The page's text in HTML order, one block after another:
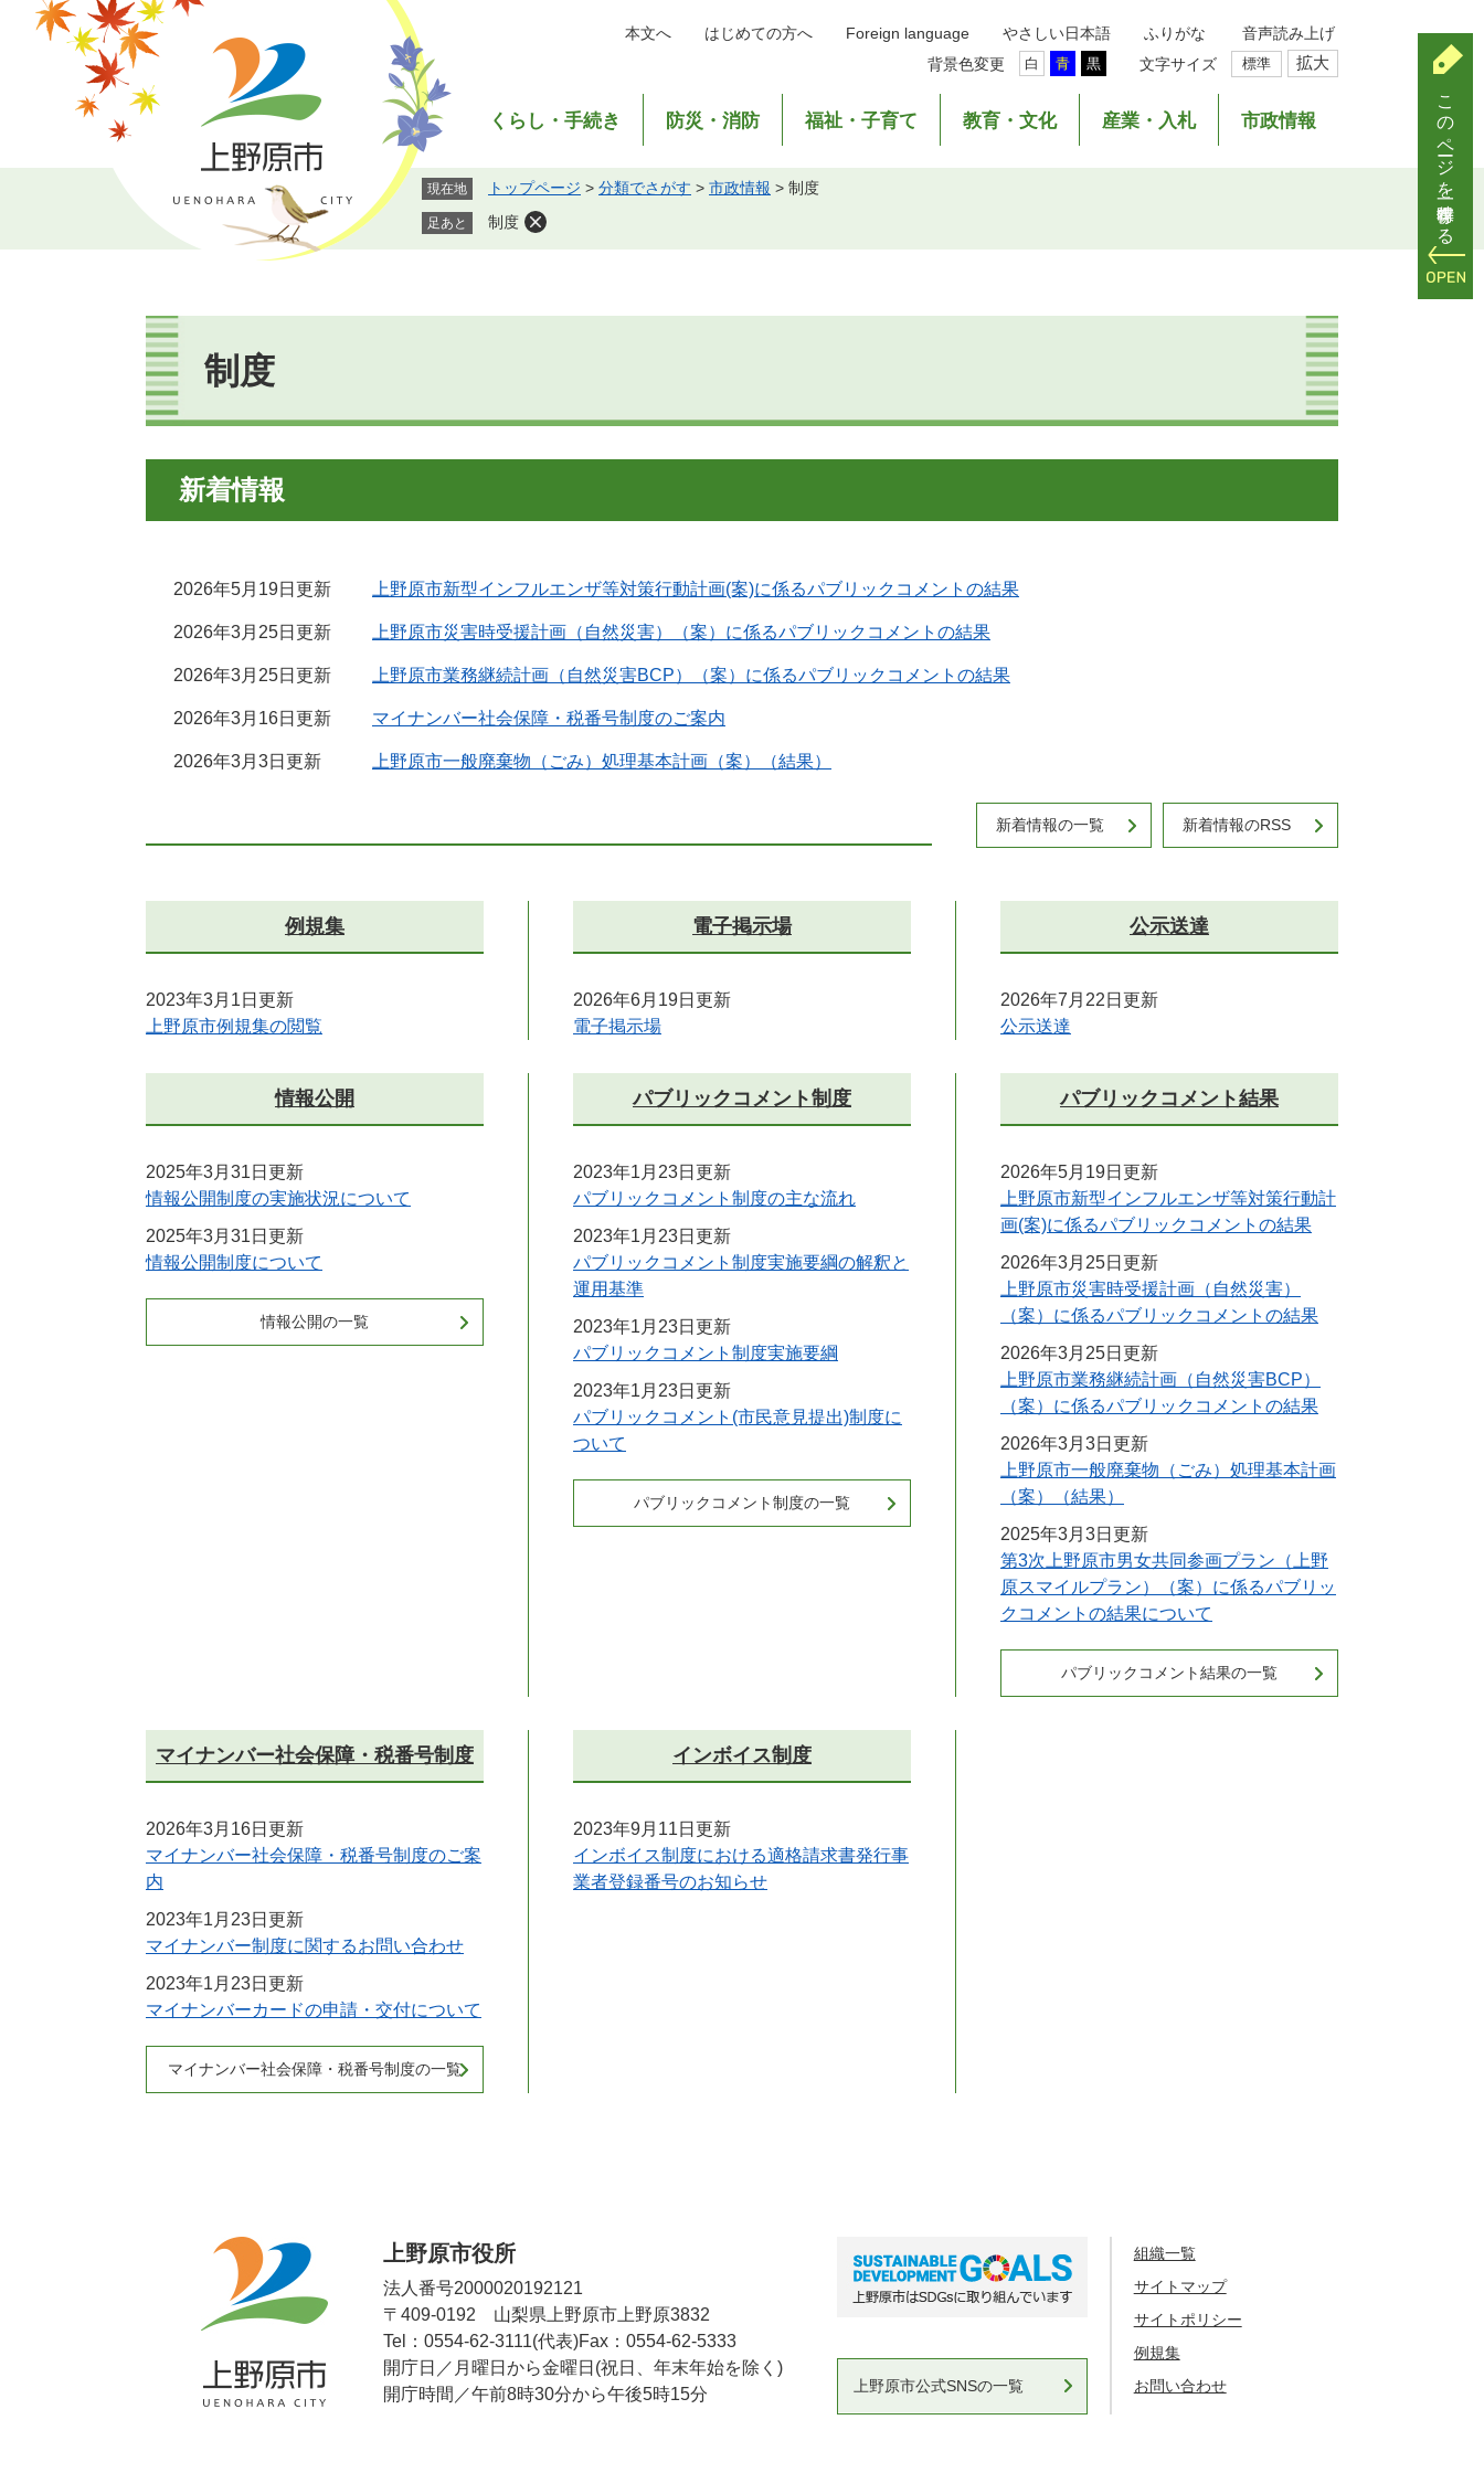
で
ば
本
本文へ はじめての方へ Foreign language やさしい日本語 ふりがな
音声読み上げ
背景色変更
白 青 黒 文字サイズ 標準 拡大
くらし・手続き 防災・消防 福祉・子育て 教育・文化 産業・入札 市政情報
現在地 トップページ > 分類でさがす > 市政情報 > 制度
足あと 制度
本
文
制度
新着情報
2026年5月19日更新 上野原市新型インフルエンザ等対策行動計画(案)に係るパブリックコメントの結果
2026年3月25日更新 上野原市災害時受援計画（自然災害）（案）に係るパブリックコメントの結果
2026年3月25日更新 上野原市業務継続計画（自然災害BCP）（案）に係るパブリックコメントの結果
2026年3月16日更新 マイナンバー社会保障・税番号制度のご案内
2026年3月3日更新 上野原市一般廃棄物（ごみ）処理基本計画（案）（結果）
新着情報の一覧 新着情報のRSS
例規集
2023年3月1日更新
上野原市例規集の閲覧
電子掲示場
2026年6月19日更新
電子掲示場
公示送達
2026年7月22日更新
公示送達
情報公開
2025年3月31日更新
情報公開制度の実施状況について
2025年3月31日更新
情報公開制度について
情報公開の一覧
パブリックコメント制度
2023年1月23日更新
パブリックコメント制度の主な流れ
2023年1月23日更新
パブリックコメント制度実施要綱の解釈と
運用基準
2023年1月23日更新
パブリックコメント制度実施要綱
2023年1月23日更新
パブリックコメント(市民意見提出)制度に
ついて
パブリックコメント制度の一覧
パブリックコメント結果
2026年5月19日更新
上野原市新型インフルエンザ等対策行動計
画(案)に係るパブリックコメントの結果
2026年3月25日更新
上野原市災害時受援計画（自然災害）
（案）に係るパブリックコメントの結果
2026年3月25日更新
上野原市業務継続計画（自然災害BCP）
（案）に係るパブリックコメントの結果
2026年3月3日更新
上野原市一般廃棄物（ごみ）処理基本計画
（案）（結果）
2025年3月3日更新
第3次上野原市男女共同参画プラン（上野
原スマイルプラン）（案）に係るパブリッ
クコメントの結果について
パブリックコメント結果の一覧
マイナンバー社会保障・税番号制度
2026年3月16日更新
マイナンバー社会保障・税番号制度のご案
内
2023年1月23日更新
マイナンバー制度に関するお問い合わせ
2023年1月23日更新
マイナンバーカードの申請・交付について
マイナンバー社会保障・税番号制度の一覧
インボイス制度
2023年9月11日更新
インボイス制度における適格請求書発行事
業者登録番号のお知らせ
上野原市役所
法人番号2000020192121
〒409-0192 山梨県上野原市上野原3832
Tel：0554-62-3111(代表)Fax：0554-62-5333
開庁日／月曜日から金曜日(祝日、年末年始を除く)
開庁時間／午前8時30分から午後5時15分
上野原市公式SNSの一覧
組織一覧
サイトマップ
サイトポリシー
例規集
お問い合わせ
このページを一時保存する